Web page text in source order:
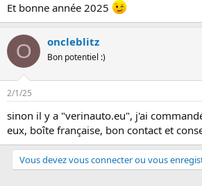
Et bonne année 2025
O oncleblitz
Bon potentiel :)
2/1/25
sinon il y a "verinauto.eu", j'ai
eux, boîte française, bon contact et
Vous devez vous connecter ou vous